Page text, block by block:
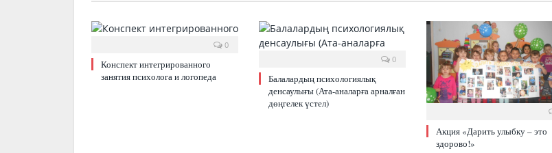
0
Конспект интегрированного
занятия психолога и логопеда
0
Балалардың психологиялық
денсаулығы (Ата-аналарға арналған
дөңгелек үстел)
Акция «Дарить улыбку – это
здорово!»